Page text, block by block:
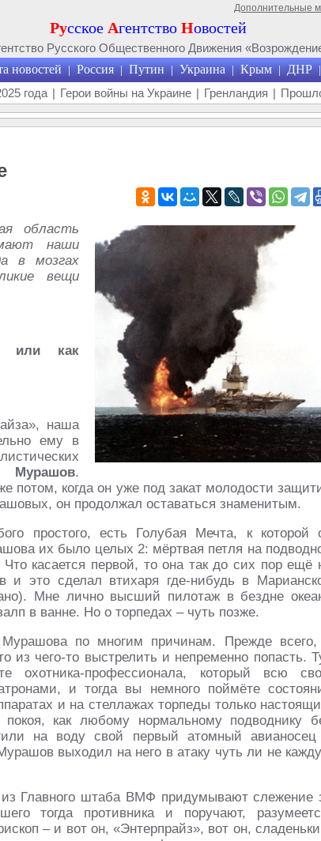
Дополнительные
Русское Агентство Новостей
Русского Общественного Движения
новостей | Россия | Путин | Украина | Крым | ДНР |
года | Герои войны на Украине | Гренландия |
область
наши
в мозгах
вещи
или как
наша
ему в
Мурашов.
потом, когда он уже под закат молодости
он продолжал оставаться знаменитым.
простого, есть Голубая Мечта, к которой
их было целых 2: мёртвая петля на
Что касается первой, то она так до сих пор ещё
и это сделал втихаря где-нибудь в
Мне лично высший пилотаж в бездне
в ванне. Но о торпедах – чуть позже.
Мурашова по многим причинам. Прежде
из чего-то выстрелить и непременно попасть.
охотника-профессионала, который всю
и тогда вы немного поймёте
и на стеллажах торпеды только
как любому нормальному подводнику
на воду свой первый атомный
выходил на него в атаку чуть ли не
Главного штаба ВМФ придумывают слежение
тогда противника и поручают,
– и вот он, «Энтерпрайз», вот он,